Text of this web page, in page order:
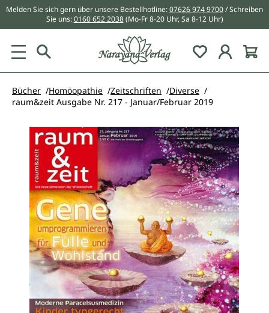
springen
Melden Sie sich gern über unsere Bestellhotline:07626 974 9700/ Schreiben
Sie uns:0160 652 2038 (Mo-Fr 8-20 Uhr, Sa 8-12 Uhr)
Du hast 0
Bücher Homöopathie Zeitschriften
Diverse
raum&zeit Ausgabe Nr. 217 - Januar/Februar 2019
Bildergalerie überspringen